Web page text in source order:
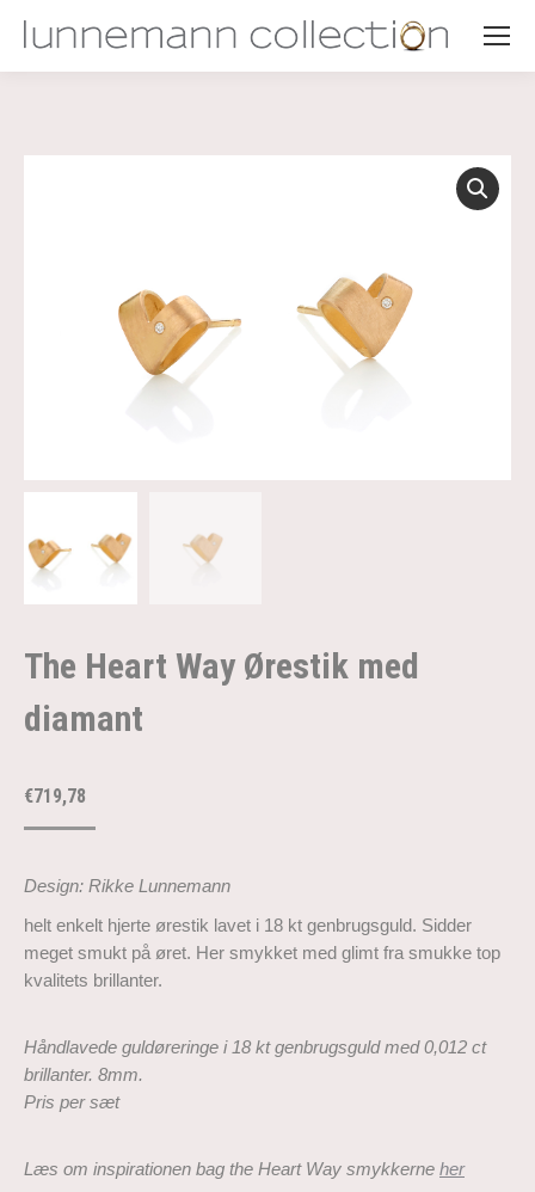
The Heart Way Ørestik med
diamant
€719,78
Design: Rikke Lunnemann
helt enkelt hjerte ørestik lavet i 18 kt genbrugsguld. Sidder
meget smukt på øret. Her smykket med glimt fra smukke top
kvalitets brillanter.
Håndlavede guldøreringe i 18 kt genbrugsguld med 0,012 ct
brillanter. 8mm.
Pris per sæt
Læs om inspirationen bag the Heart Way smykkerne her